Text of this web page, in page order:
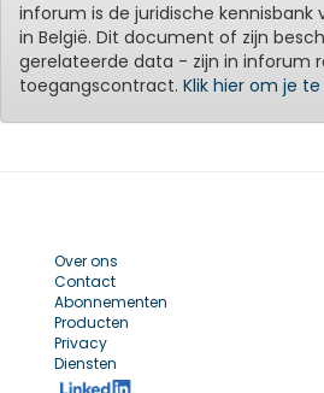
inforum is de juridische kennisbank
in België. Dit document of zijn
gerelateerde data - zijn in inforum
toegangscontract. Klik hier om je
Over ons
Contact
Abonnementen
Producten
Privacy
Diensten